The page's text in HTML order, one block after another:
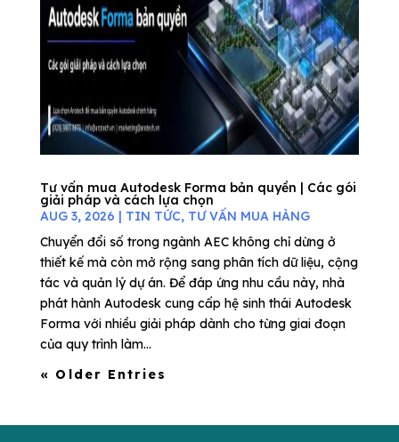
Tư vấn mua Autodesk Forma bản quyền | Các gói
giải pháp và cách lựa chọn
AUG 3, 2026 | TIN TỨC, TƯ VẤN MUA HÀNG
Chuyển đổi số trong ngành AEC không chỉ dừng ở
thiết kế mà còn mở rộng sang phân tích dữ liệu, cộng
tác và quản lý dự án. Để đáp ứng nhu cầu này, nhà
phát hành Autodesk cung cấp hệ sinh thái Autodesk
Forma với nhiều giải pháp dành cho từng giai đoạn
của quy trình làm...
« Older Entries